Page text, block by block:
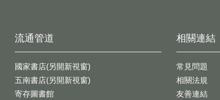
流通管道
國家書店(另開新視窗)
五南書店(另開新視窗)
寄存圖書館
相關連結
常見問題
相關法規
友善連結